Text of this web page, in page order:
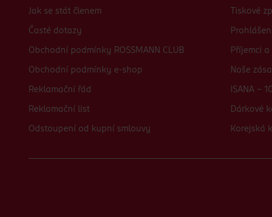
Jak se stát členem
Časté dotazy
Obchodní podmínky ROSSMANN CLUB
Obchodní podmínky e-shop
Reklamační řád
Reklamační list
Odstoupení od kupní smlouvy
Tiskové
Příjemci
Naše
ISANA -
Dárkové
Korejská